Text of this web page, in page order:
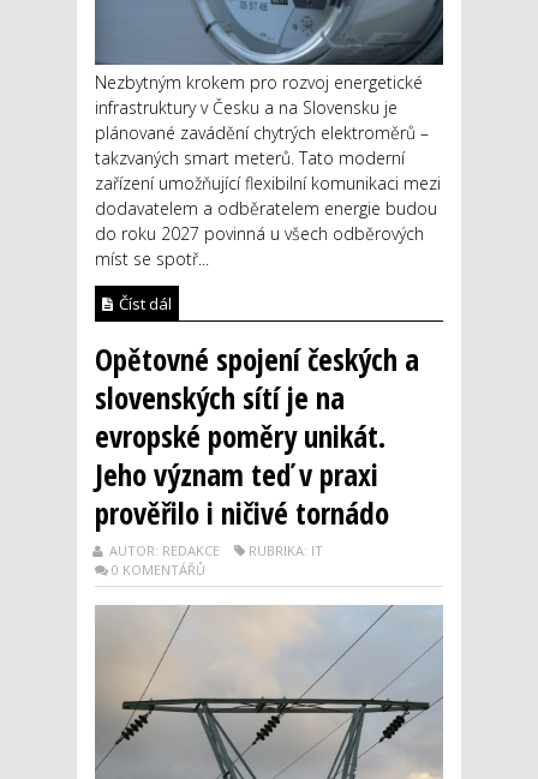
Nezbytným krokem pro rozvoj energetické
infrastruktury v Česku a na Slovensku je
plánované zavádění chytrých elektroměrů –
takzvaných smart meterů. Tato moderní
zařízení umožňující flexibilní komunikaci mezi
dodavatelem a odběratelem energie budou
do roku 2027 povinná u všech odběrových
míst se spotř...
Číst dál
Opětovné spojení českých a
slovenských sítí je na
evropské poměry unikát.
Jeho význam teď v praxi
prověřilo i ničivé tornádo
AUTOR: REDAKCE
RUBRIKA: IT
0 KOMENTÁŘŮ